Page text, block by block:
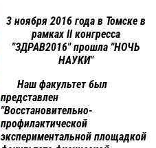
3 ноября 2016 года в Томске в
рамках II конгресса
"ЗДРАВ2016" прошла "НОЧЬ
НАУКИ"
Наш факультет был
представлен
"Восстановительно-
профилактической
экспериментальной площадкой